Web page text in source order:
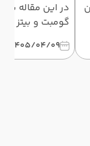
گومبت و بیتز
ترکیه) و
بهترین مقصد
1405/04/09